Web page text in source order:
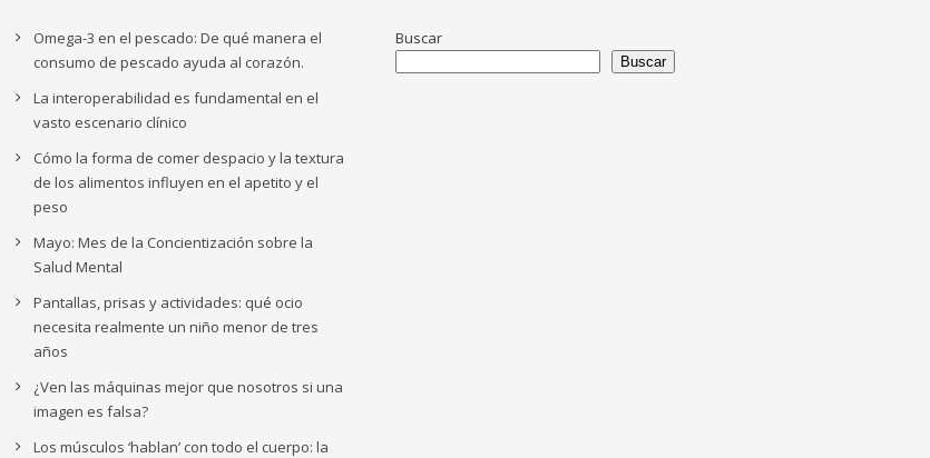
Omega-3 en el pescado: De qué manera el
consumo de pescado ayuda al corazón.
La interoperabilidad es fundamental en el
vasto escenario clínico
Cómo la forma de comer despacio y la textura
de los alimentos influyen en el apetito y el
peso
Mayo: Mes de la Concientización sobre la
Salud Mental
Pantallas, prisas y actividades: qué ocio
necesita realmente un niño menor de tres
años
¿Ven las máquinas mejor que nosotros si una
imagen es falsa?
Los músculos ‘hablan’ con todo el cuerpo: la
Buscar
Buscar